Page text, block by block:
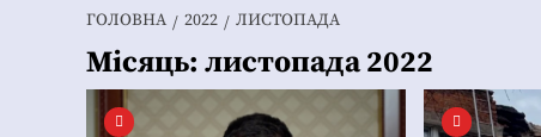
ГОЛОВНА 2022 ЛИСТОПАДА
Місяць: листопада 2022